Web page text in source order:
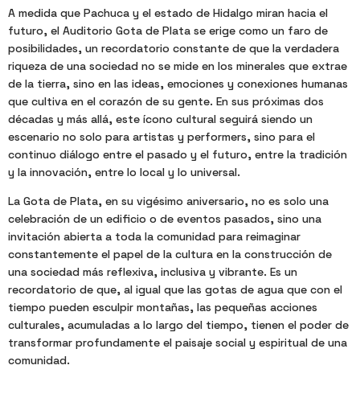
A medida que Pachuca y el estado de Hidalgo miran hacia el
futuro, el Auditorio Gota de Plata se erige como un faro de
posibilidades, un recordatorio constante de que la verdadera
riqueza de una sociedad no se mide en los minerales que extrae
de la tierra, sino en las ideas, emociones y conexiones humanas
que cultiva en el corazón de su gente. En sus próximas dos
décadas y más allá, este ícono cultural seguirá siendo un
escenario no solo para artistas y performers, sino para el
continuo diálogo entre el pasado y el futuro, entre la tradición
y la innovación, entre lo local y lo universal.
La Gota de Plata, en su vigésimo aniversario, no es solo una
celebración de un edificio o de eventos pasados, sino una
invitación abierta a toda la comunidad para reimaginar
constantemente el papel de la cultura en la construcción de
una sociedad más reflexiva, inclusiva y vibrante. Es un
recordatorio de que, al igual que las gotas de agua que con el
tiempo pueden esculpir montañas, las pequeñas acciones
culturales, acumuladas a lo largo del tiempo, tienen el poder de
transformar profundamente el paisaje social y espiritual de una
comunidad.